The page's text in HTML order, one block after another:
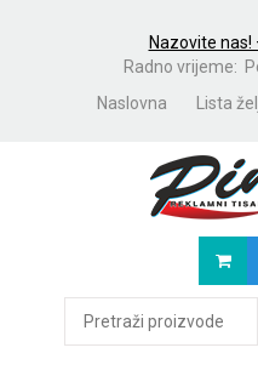
Nazovite nas!
Radno vrijeme:
Naslovna
Lista